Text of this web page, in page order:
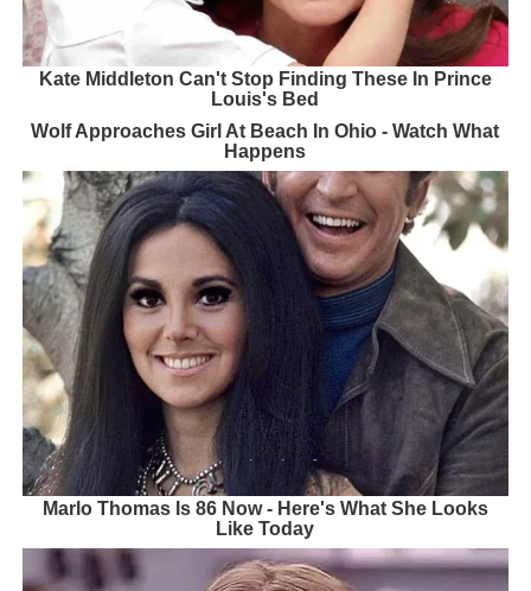
Kate Middleton Can't Stop Finding These In Prince
Louis's Bed
Wolf Approaches Girl At Beach In Ohio - Watch What
Happens
Marlo Thomas Is 86 Now - Here's What She Looks
Like Today